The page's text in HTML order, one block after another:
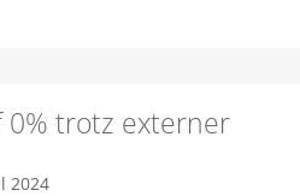
trotz externer
2024